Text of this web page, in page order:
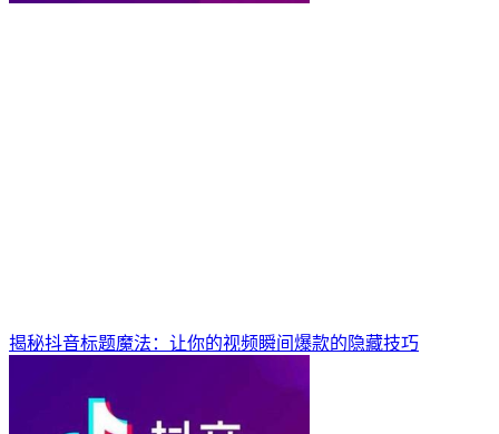
揭秘抖音标题魔法：让你的视频瞬间爆款的隐藏技巧